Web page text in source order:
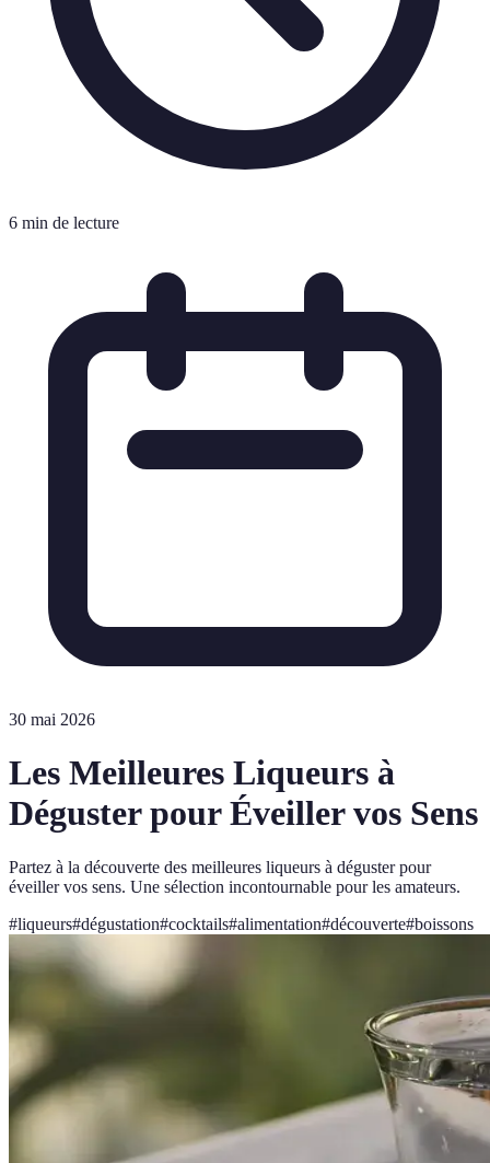
6 min de lecture
30 mai 2026
Les Meilleures Liqueurs à
Déguster pour Éveiller vos Sens
Partez à la découverte des meilleures liqueurs à déguster pour
éveiller vos sens. Une sélection incontournable pour les amateurs.
#liqueurs#dégustation#cocktails#alimentation#découverte#boissons